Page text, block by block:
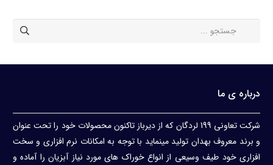
درباره ی ما
شرکت تعاونی 199 لردگان که از دیرباز تاکنون محصولات خود را تحت عنوان
و برند معروف بهدان تولید مینماید با توجه به امکانات نرم افزاری و سخت
افزاری خود طیف وسیعی از انواع خوراک های مورد نیاز آبزیان را آماده و